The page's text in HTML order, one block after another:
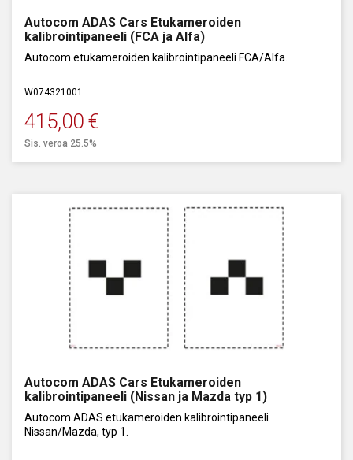
Autocom ADAS Cars Etukameroiden
kalibrointipaneeli (FCA ja Alfa)
Autocom etukameroiden kalibrointipaneeli FCA/Alfa.
W074321001
415,00 €
Sis. veroa 25.5%
Autocom ADAS Cars Etukameroiden
kalibrointipaneeli (Nissan ja Mazda typ 1)
Autocom ADAS etukameroiden kalibrointipaneeli
Nissan/Mazda, typ 1.